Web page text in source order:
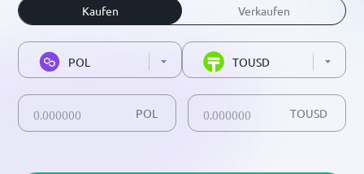
Kaufen Verkaufen
POL TOUSD
POL TOUSD